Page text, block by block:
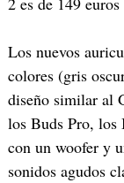
Los nuevos
colores (gris
diseño similar al
los Buds Pro, los
con un woofer y
sonidos agudos